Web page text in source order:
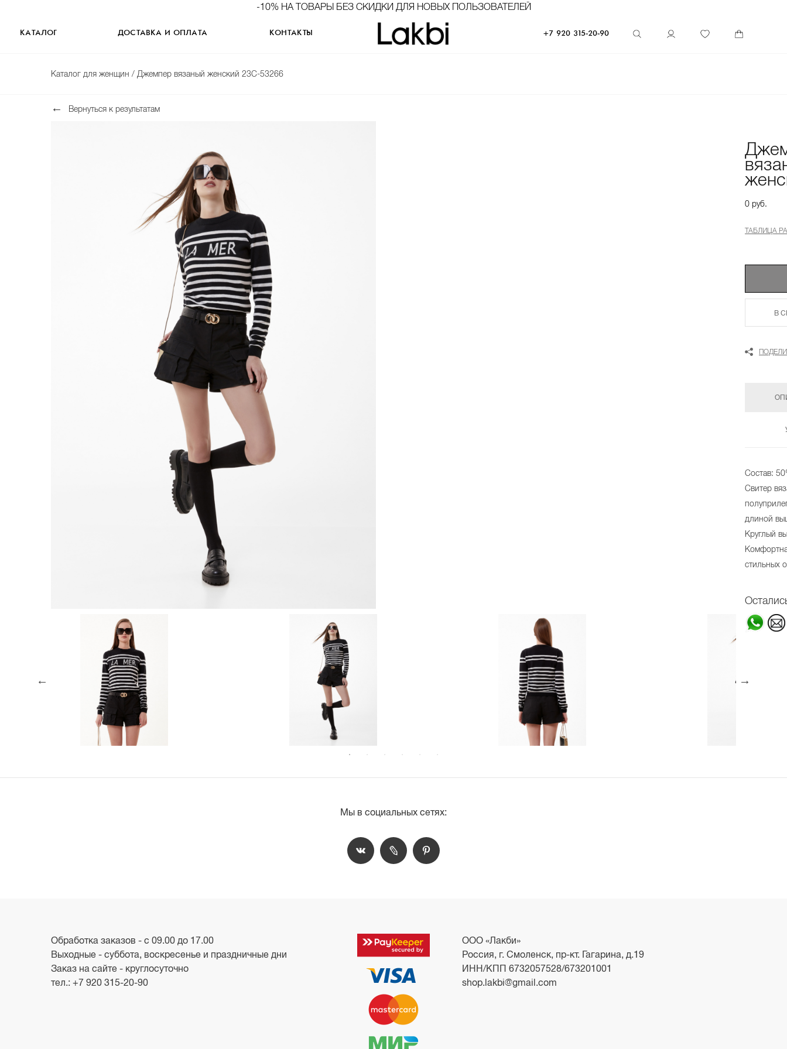
-10% НА ТОВАРЫ БЕЗ СКИДКИ ДЛЯ НОВЫХ ПОЛЬЗОВАТЕЛЕЙ
КАТАЛОГ ДОСТАВКА И ОПЛАТА КОНТАКТЫ +7 920 315-20-90
Каталог для женщин / Джемпер вязаный женский 23С-53266
Вернуться к результатам
0 руб.
ТАБЛИЦА
В
Состав:
Свитер
длиной
Круглый
стильных
Мы в социальных сетях:
Обработка заказов - с 09.00 до 17.00
Выходные - суббота, воскресенье и праздничные дни
Заказ на сайте - круглосуточно
тел.: +7 920 315-20-90
ООО «Лакби»
Россия, г. Смоленск, пр-кт. Гагарина, д.19
ИНН/КПП 6732057528/673201001
shop.lakbi@gmail.com